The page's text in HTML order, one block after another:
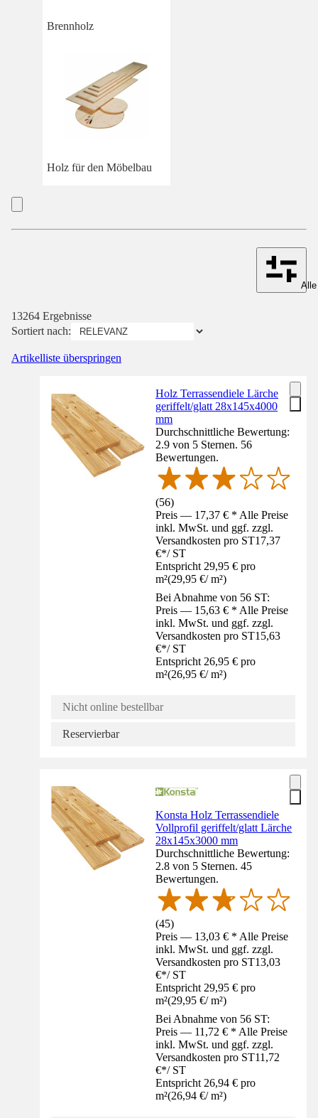
Brennholz
Holz für den Möbelbau
13264 Ergebnisse
Sortiert nach:
Artikelliste überspringen
Holz Terrassendiele Lärche
geriffelt/glatt 28x145x4000
mm
Durchschnittliche Bewertung:
2.9 von 5 Sternen. 56
Bewertungen.
(56)
Preis — 17,37 € * Alle Preise
inkl. MwSt. und ggf. zzgl.
Versandkosten pro ST17,37
€*/ ST
Entspricht 29,95 € pro
m²(29,95 €/ m²)
Bei Abnahme von 56 ST:
Preis — 15,63 € * Alle Preise
inkl. MwSt. und ggf. zzgl.
Versandkosten pro ST15,63
€*/ ST
Entspricht 26,95 € pro
m²(26,95 €/ m²)
Nicht online bestellbar
Reservierbar
Konsta Holz Terrassendiele
Vollprofil geriffelt/glatt Lärche
28x145x3000 mm
Durchschnittliche Bewertung:
2.8 von 5 Sternen. 45
Bewertungen.
(45)
Preis — 13,03 € * Alle Preise
inkl. MwSt. und ggf. zzgl.
Versandkosten pro ST13,03
€*/ ST
Entspricht 29,95 € pro
m²(29,95 €/ m²)
Bei Abnahme von 56 ST:
Preis — 11,72 € * Alle Preise
inkl. MwSt. und ggf. zzgl.
Versandkosten pro ST11,72
€*/ ST
Entspricht 26,94 € pro
m²(26,94 €/ m²)